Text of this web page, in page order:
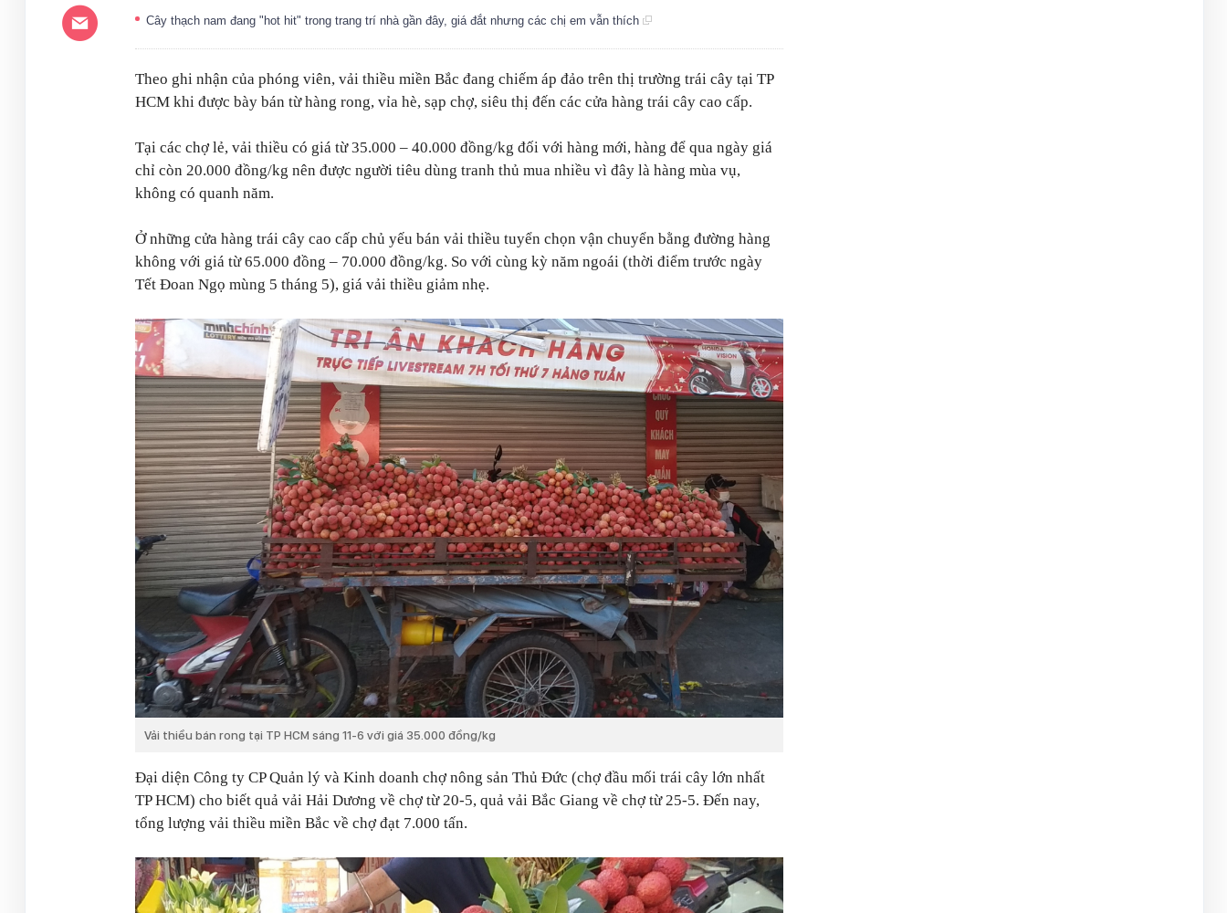
Cây thạch nam đang "hot hit" trong trang trí nhà gần đây, giá đắt nhưng các chị em vẫn thích
Theo ghi nhận của phóng viên, vải thiều miền Bắc đang chiếm áp đảo trên thị trường trái cây tại TP
HCM khi được bày bán từ hàng rong, vỉa hè, sạp chợ, siêu thị đến các cửa hàng trái cây cao cấp.
Tại các chợ lẻ, vải thiều có giá từ 35.000 – 40.000 đồng/kg đối với hàng mới, hàng để qua ngày giá
chỉ còn 20.000 đồng/kg nên được người tiêu dùng tranh thủ mua nhiều vì đây là hàng mùa vụ,
không có quanh năm.
Ở những cửa hàng trái cây cao cấp chủ yếu bán vải thiều tuyển chọn vận chuyển bằng đường hàng
không với giá từ 65.000 đồng – 70.000 đồng/kg. So với cùng kỳ năm ngoái (thời điểm trước ngày
Tết Đoan Ngọ mùng 5 tháng 5), giá vải thiều giảm nhẹ.
Vải thiều bán rong tại TP HCM sáng 11-6 với giá 35.000 đồng/kg
Đại diện Công ty CP Quản lý và Kinh doanh chợ nông sản Thủ Đức (chợ đầu mối trái cây lớn nhất
TP HCM) cho biết quả vải Hải Dương về chợ từ 20-5, quả vải Bắc Giang về chợ từ 25-5. Đến nay,
tổng lượng vải thiều miền Bắc về chợ đạt 7.000 tấn.